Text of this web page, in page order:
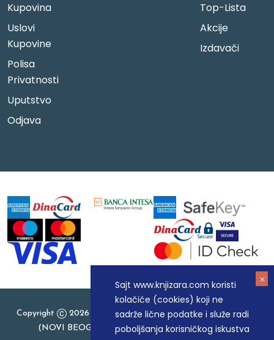
Sajt www.knjizara.com koristi
kolačiće (cookies) koji ne
sadrže lične podatke i služe radi
poboljšanja korisničkog iskustva
Kupovina
Uslovi
Kupovine
Polisa
Privatnosti
Uputstvo
Odjava
Top-Lista
Akcije
Izdavači
Copyright
2026 Knjizara.com - MAKART DOO BEOGRAD
(NOVI BEOGRAD), PIB: 105184104, MB: 20337524